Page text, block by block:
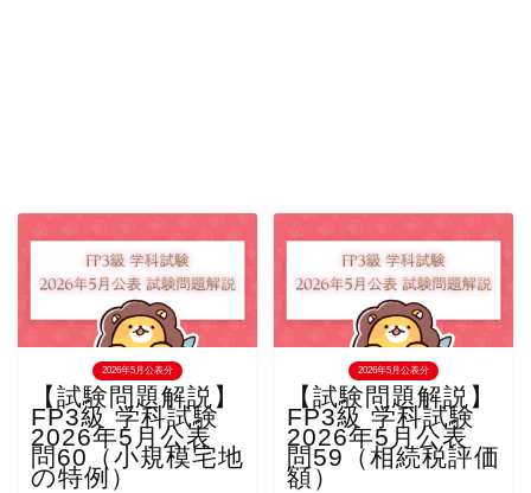
2026年5月公表分
【試験問題解説】
FP3級 学科試験
2026年5月公表
問60（小規模宅地
の特例）
2026年5月公表分
【試験問題解説】
FP3級 学科試験
2026年5月公表
問59（相続税評価
額）